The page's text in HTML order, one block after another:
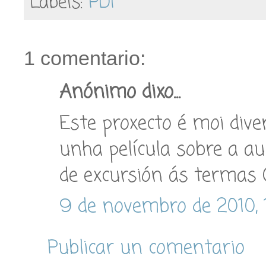
1 comentario:
Anónimo dixo...
Este proxecto é moi
unha película sobre a
de excursión ás termas
9 de novembro de 2010,
Publicar un comentario